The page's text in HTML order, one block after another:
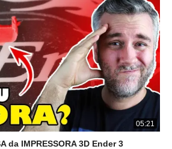
05:21
da IMPRESSORA 3D Ender 3